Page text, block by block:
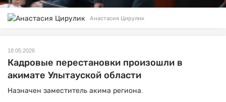
Анастасия Цирулик
18.05.2026
Кадровые перестановки произошли в
акимате Улытауской области
Назначен заместитель акима региона.